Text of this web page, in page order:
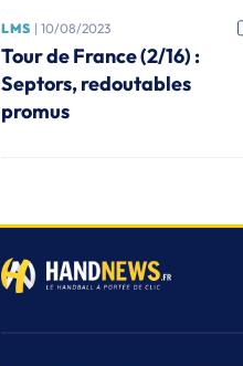
LMS | 10/08/2023
Tour de France (2/16) :
Septors, redoutables
promus